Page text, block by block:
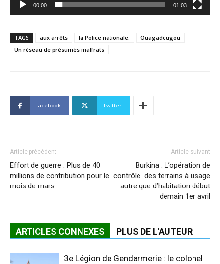
00:00 01:03
TAGS aux arrêts la Police nationale.
Ouagadougou
Un réseau de présumés malfrats
Facebook Twitter
Article précédent
Effort de guerre : Plus de 40
millions de contribution pour le
mois de mars
Article suivant
Burkina : L’opération de
contrôle des terrains à usage
autre que d’habitation début
demain 1er avril
ARTICLES CONNEXES PLUS DE L'AUTEUR
3e Légion de Gendarmerie : le colonel